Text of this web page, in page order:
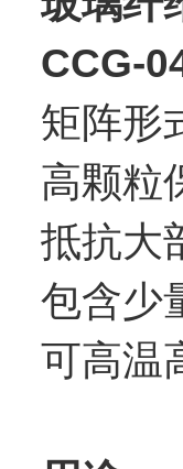
CCG-
矩阵形
高颗粒
抵抗大
包含少
可高温